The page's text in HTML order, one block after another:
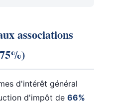
associations
d'intérêt général
d'impôt de 66%